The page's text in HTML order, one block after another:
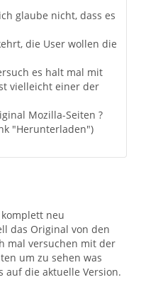
glaube nicht, dass es
die User wollen die
es halt mal mit
vielleicht einer der
Mozilla-Seiten ?
"Herunterladen")
neu
das Original von den
mal versuchen mit der
um zu sehen was
auf die aktuelle Version.